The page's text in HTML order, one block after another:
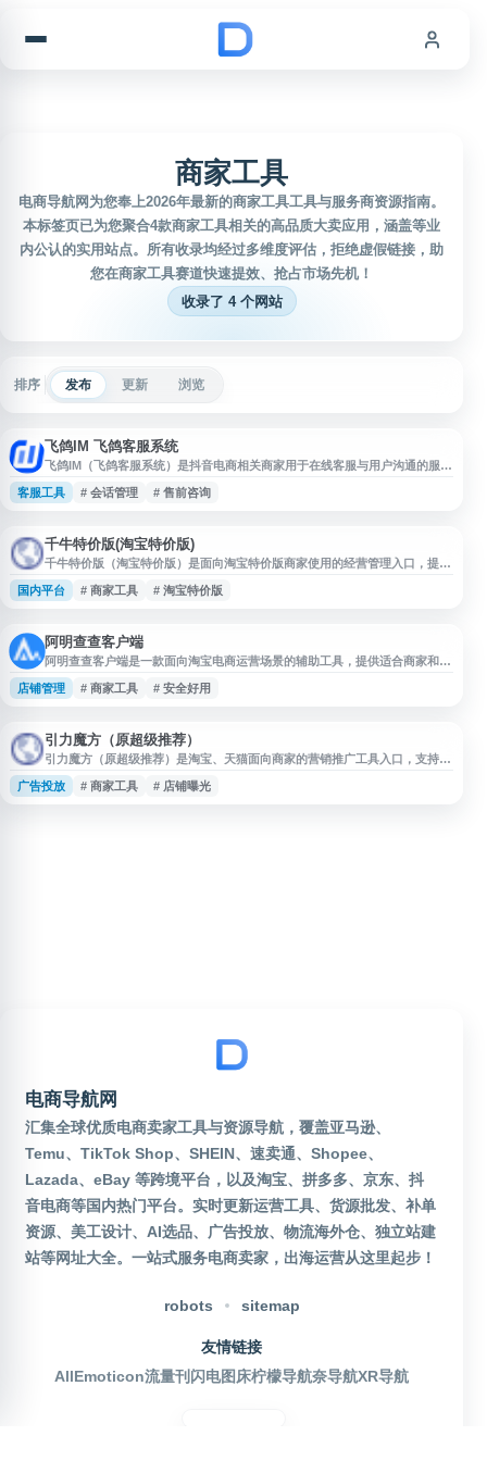
商家工具
电商导航网为您奉上2026年最新的商家工具工具与服务商资源指南。
本标签页已为您聚合4款商家工具相关的高品质大卖应用，涵盖等业
内公认的实用站点。所有收录均经过多维度评估，拒绝虚假链接，助
您在商家工具赛道快速提效、抢占市场先机！
收录了 4 个网站
排序 发布 更新 浏览
飞鸽IM 飞鸽客服系统
飞鸽IM（飞鸽客服系统）是抖音电商相关商家用于在线客服与用户沟通的服务
平台，支持商家处理售前咨询、售后问题、订单沟通等客服场景。平台面向电
商经营者提供即时消息接待、会话管理和客户服务协作能力，帮助商家提升咨
客服工具 # 会话管理 # 售前咨询
千牛特价版(淘宝特价版)
千牛特价版（淘宝特价版）是面向淘宝特价版商家使用的经营管理入口，提供
店铺管理、商品发布、订单处理、客户沟通等相关服务，帮助商家在特价版平
台开展日常运营。网站适合需要入驻、管理或了解淘宝特价版商家工具的用户
国内平台 # 商家工具 # 淘宝特价版
阿明查查客户端
阿明查查客户端是一款面向淘宝电商运营场景的辅助工具，提供适合商家和运
营人员日常使用的客户端服务。网站可用于了解阿明查查客户端相关信息及获
取官方入口，关键词包括阿明查查客户端官网、安全好用等，适合需要电商运
店铺管理 # 商家工具 # 安全好用
引力魔方（原超级推荐）
引力魔方（原超级推荐）是淘宝、天猫面向商家的营销推广工具入口，支持商
品、店铺及内容等场景的推荐流量投放与效果管理。商家可通过该平台进行推
广计划配置、目标人群触达和数据查看，用于提升店铺曝光、商品转化及营销
广告投放 # 商家工具 # 店铺曝光
电商导航网
汇集全球优质电商卖家工具与资源导航，覆盖亚马逊、
Temu、TikTok Shop、SHEIN、速卖通、Shopee、
Lazada、eBay 等跨境平台，以及淘宝、拼多多、京东、抖
音电商等国内热门平台。实时更新运营工具、货源批发、补单
资源、美工设计、AI选品、广告投放、物流海外仓、独立站建
站等网址大全。一站式服务电商卖家，出海运营从这里起步！
robots sitemap
友情链接
AllEmoticon流量刊 闪电图床柠檬导航奈导航XR导航